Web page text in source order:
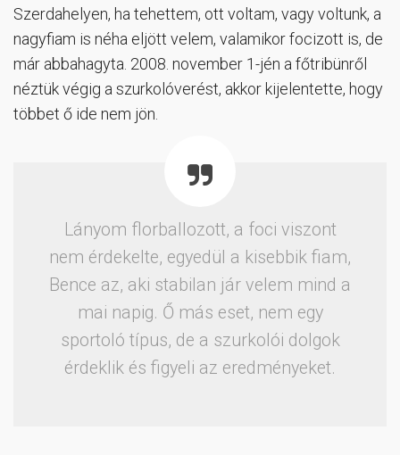
Szerdahelyen, ha tehettem, ott voltam, vagy voltunk, a
nagyfiam is néha eljött velem, valamikor focizott is, de
már abbahagyta. 2008. november 1-jén a főtribünről
néztük végig a szurkolóverést, akkor kijelentette, hogy
többet ő ide nem jön.
Lányom florballozott, a foci viszont
nem érdekelte, egyedül a kisebbik fiam,
Bence az, aki stabilan jár velem mind a
mai napig. Ő más eset, nem egy
sportoló típus, de a szurkolói dolgok
érdeklik és figyeli az eredményeket.